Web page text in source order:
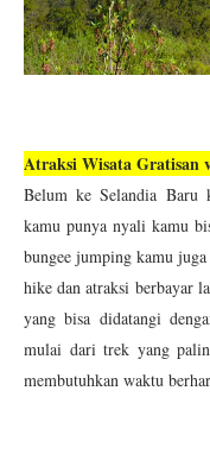
Atraksi Wisata Gratisan
Belum ke Selandia Baru
kamu punya nyali kamu
bungee jumping kamu
hike dan atraksi berbayar
yang bisa didatangi
mulai dari trek yang
membutuhkan waktu